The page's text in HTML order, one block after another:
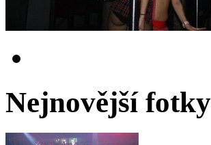
Nejnovější fotky